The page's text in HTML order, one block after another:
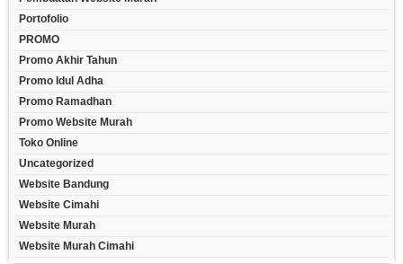
Portofolio
PROMO
Promo Akhir Tahun
Promo Idul Adha
Promo Ramadhan
Promo Website Murah
Toko Online
Uncategorized
Website Bandung
Website Cimahi
Website Murah
Website Murah Cimahi